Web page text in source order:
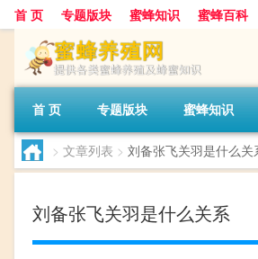
首 页 专题版块 蜜蜂知识 蜜蜂百科
首 页 专题版块 蜜蜂知识
> 文章列表 > 刘备张飞关羽是什么关
刘备张飞关羽是什么关系